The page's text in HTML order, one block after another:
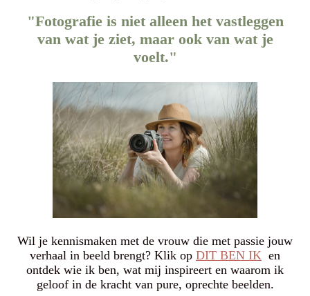
"Fotografie is niet alleen het vastleggen
van wat je ziet, maar ook van wat je
voelt."
Wil je kennismaken met de vrouw die met passie jouw
verhaal in beeld brengt? Klik op DIT BEN IK en
ontdek wie ik ben, wat mij inspireert en waarom ik
geloof in de kracht van pure, oprechte beelden.